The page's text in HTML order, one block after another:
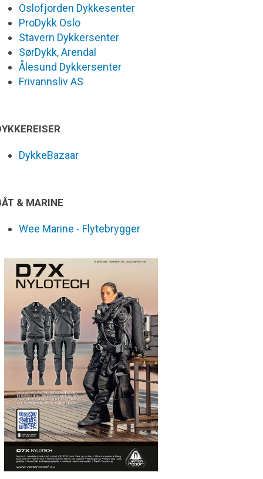
Oslofjorden Dykkesenter
ProDykk Oslo
Stavern Dykkersenter
SørDykk, Arendal
Ålesund Dykkersenter
Frivannsliv AS
DykkeBazaar
& MARINE
Wee Marine - Flytebrygger